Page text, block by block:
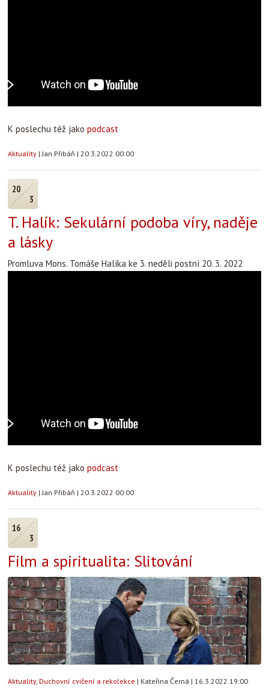
K poslechu též jako podcast
Aktuality |Jan Přibáň | 20.3.2022 00:00
20
3
T. Halík: Sekulární podoba víry, naděje
a lásky
Promluva Mons. Tomáše Halíka ke 3. neděli postní 20. 3. 2022
K poslechu též jako podcast
Aktuality |Jan Přibáň | 20.3.2022 00:00
16
3
Film a spiritualita: Slitování
Aktuality, Duchovní cvičení a rekolekce | Kateřina Černá | 16.3.2022 19:00